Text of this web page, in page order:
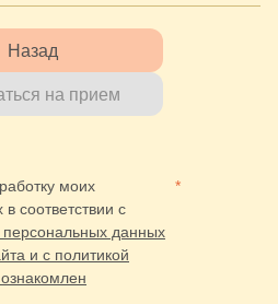
Назад
на прием
моих
соответствии с
данных
и с политикой
*